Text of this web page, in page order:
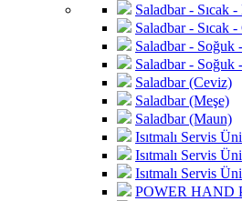
Saladbar - Sıcak
Saladbar - Sıcak
Saladbar - Soğuk
Saladbar - Soğuk
Saladbar (Ceviz)
Saladbar (Meşe)
Saladbar (Maun)
Isıtmalı Servis
Isıtmalı Servis
Isıtmalı Servis
POWER